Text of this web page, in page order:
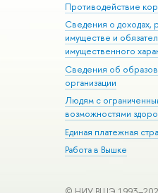
Противодействие
Сведения о доходах,
имуществе и
имущественного
Сведения об
организации
Людям с
возможностями
Единая платежная
Работа в Вышке